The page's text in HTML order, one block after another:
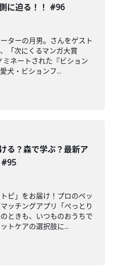
に迫る！！ #96
ターの月男。さんをゲスト
「次にくるマンガ大賞
ネートされた『ビション
犬・ビションフ...
る？森で学ぶ？最新ア
#95
ピ」をお届け！プロのペッ
ッチングアプリ「ぺっとり
ときも、いつものおうちで
トケアの選択肢に...